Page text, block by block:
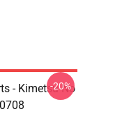
- Kimetsu No
-20%